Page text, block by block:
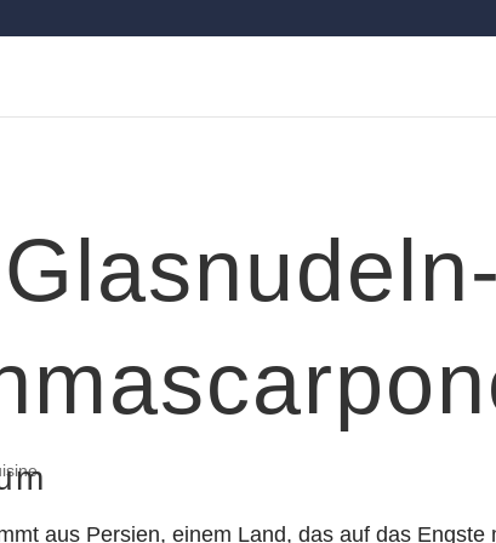
aus Persien, einem Land, das auf das